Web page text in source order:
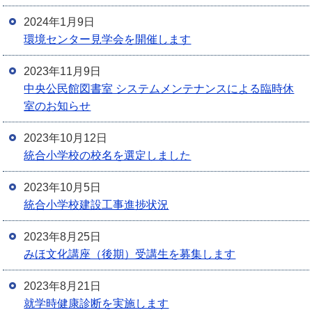
2024年1月9日
環境センター見学会を開催します
2023年11月9日
中央公民館図書室 システムメンテナンスによる臨時休
室のお知らせ
2023年10月12日
統合小学校の校名を選定しました
2023年10月5日
統合小学校建設工事進捗状況
2023年8月25日
みほ文化講座（後期）受講生を募集します
2023年8月21日
就学時健康診断を実施します